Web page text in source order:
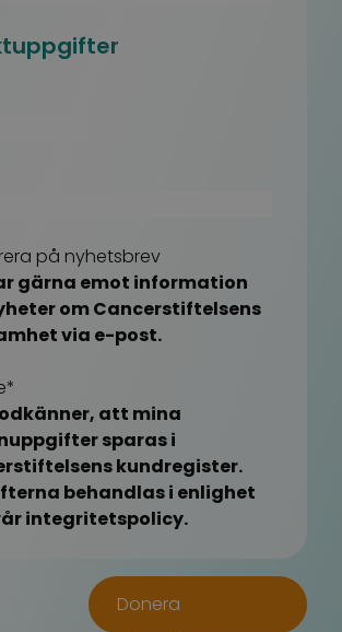
på nyhetsbrev
gärna emot information
om Cancerstiftelsens
via e-post.
*
att mina
sparas i
kundregister.
behandlas i enlighet
integritetspolicy.